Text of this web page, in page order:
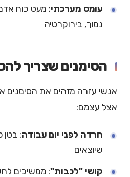
עומס מערכתי: מעט כוח
נמוך, בירוקרטיה
הסימנים שצריך
אנשי עזרה מזהים את הסימנים
אצל עצמם:
חרדה לפני יום עבודה: בטן
שיוצאים
קושי "לכבות": ממשיכים